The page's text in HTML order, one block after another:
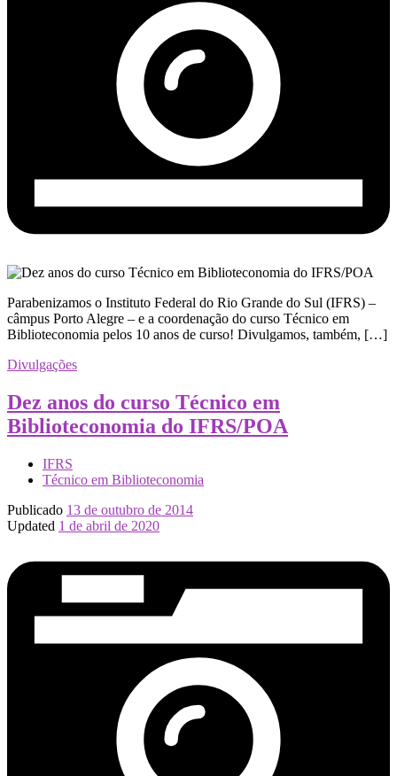
Parabenizamos o Instituto Federal do Rio Grande do Sul (IFRS) –
câmpus Porto Alegre – e a coordenação do curso Técnico em
Biblioteconomia pelos 10 anos de curso! Divulgamos, também, […]
Divulgações
Dez anos do curso Técnico em
Biblioteconomia do IFRS/POA
IFRS
Técnico em Biblioteconomia
Publicado 13 de outubro de 2014
Updated 1 de abril de 2020